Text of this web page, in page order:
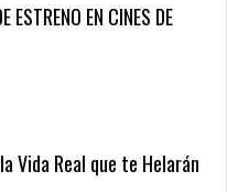
ESTRENO EN CINES DE
Vida Real que te Helarán